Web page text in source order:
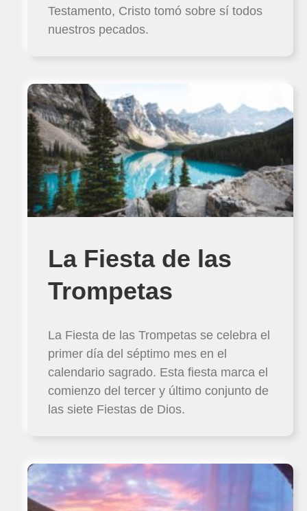
Testamento, Cristo tomó sobre sí todos
nuestros pecados.
La Fiesta de las
Trompetas
La Fiesta de las Trompetas se celebra el
primer día del séptimo mes en el
calendario sagrado. Esta fiesta marca el
comienzo del tercer y último conjunto de
las siete Fiestas de Dios.